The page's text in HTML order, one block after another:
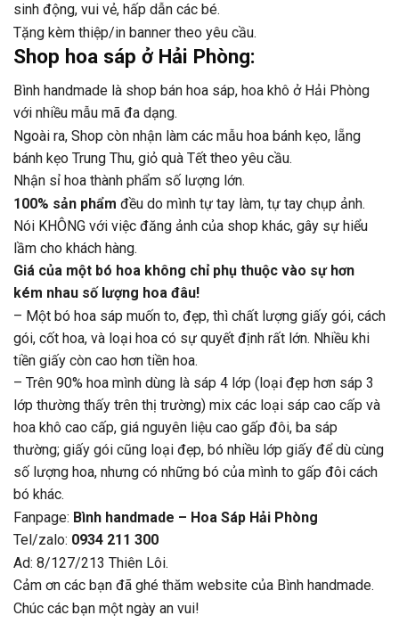
sinh động, vui vẻ, hấp dẫn các bé.
Tặng kèm thiệp/in banner theo yêu cầu.
Shop hoa sáp ở Hải Phòng:
Bình handmade là shop bán hoa sáp, hoa khô ở Hải Phòng
với nhiều mẫu mã đa dạng.
Ngoài ra, Shop còn nhận làm các mẫu hoa bánh kẹo, lẵng
bánh kẹo Trung Thu, giỏ quà Tết theo yêu cầu.
Nhận sỉ hoa thành phẩm số lượng lớn.
100% sản phẩm đều do mình tự tay làm, tự tay chụp ảnh.
Nói KHÔNG với việc đăng ảnh của shop khác, gây sự hiểu
lầm cho khách hàng.
Giá của một bó hoa không chỉ phụ thuộc vào sự hơn
kém nhau số lượng hoa đâu!
– Một bó hoa sáp muốn to, đẹp, thì chất lượng giấy gói, cách
gói, cốt hoa, và loại hoa có sự quyết định rất lớn. Nhiều khi
tiền giấy còn cao hơn tiền hoa.
– Trên 90% hoa mình dùng là sáp 4 lớp (loại đẹp hơn sáp 3
lớp thường thấy trên thị trường) mix các loại sáp cao cấp và
hoa khô cao cấp, giá nguyên liệu cao gấp đôi, ba sáp
thường; giấy gói cũng loại đẹp, bó nhiều lớp giấy để dù cùng
số lượng hoa, nhưng có những bó của mình to gấp đôi cách
bó khác.
Fanpage: Bình handmade – Hoa Sáp Hải Phòng
Tel/zalo: 0934 211 300
Ad: 8/127/213 Thiên Lôi.
Cảm ơn các bạn đã ghé thăm website của Bình handmade.
Chúc các bạn một ngày an vui!